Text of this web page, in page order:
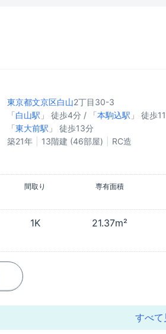
東京都文京区白山2丁目30-3
「白山駅 」 徒歩4分 / 「本駒込駅 」 徒歩
「東大前駅 」 徒歩13分
築21年
13階建 (46部屋) RC造
間取り
専有面積
1K
21.37m²
すべて